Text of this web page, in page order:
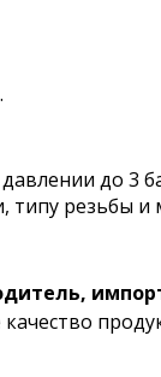
до 3
резьбы и